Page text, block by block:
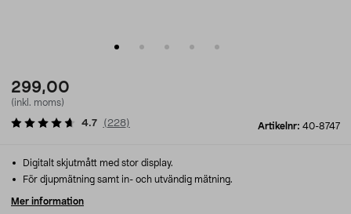
299,00
(inkl. moms)
Artikelnr: 40-8747
4.7 ( 228)
Digitalt skjutmått med stor display.
För djupmätning samt in- och utvändig mätning.
Mer information